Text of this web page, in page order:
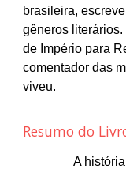
brasileira,
gêneros
de Império para
comentador das
viveu.
Resumo do
A